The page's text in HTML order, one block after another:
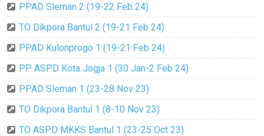
PPAD Sleman 2 (19-22 Feb 24)
TO Dikpora Bantul 2 (19-21 Feb 24)
PPAD Kulonprogo 1 (19-21 Feb 24)
PP ASPD Kota Jogja 1 (30 Jan-2 Feb 24)
PPAD Sleman 1 (23-28 Nov 23)
TO Dikpora Bantul 1 (8-10 Nov 23)
TO ASPD MKKS Bantul 1 (23-25 Oct 23)